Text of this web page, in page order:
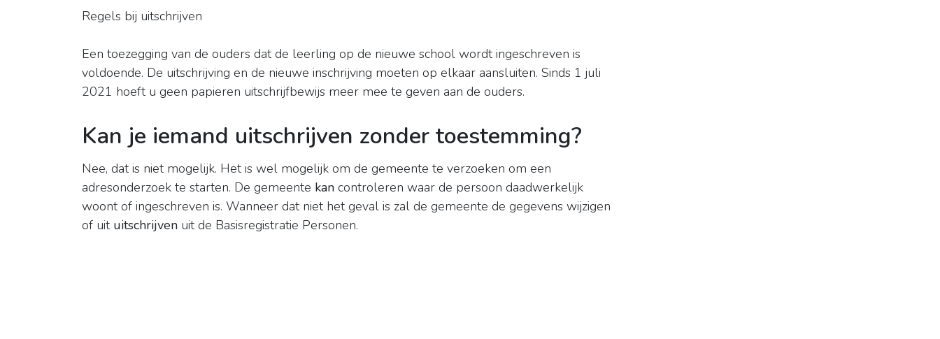
Regels bij uitschrijven
Een toezegging van de ouders dat de leerling op de nieuwe school wordt ingeschreven is
voldoende. De uitschrijving en de nieuwe inschrijving moeten op elkaar aansluiten. Sinds 1 juli
2021 hoeft u geen papieren uitschrijfbewijs meer mee te geven aan de ouders.
Kan je iemand uitschrijven zonder toestemming?
Nee, dat is niet mogelijk. Het is wel mogelijk om de gemeente te verzoeken om een
adresonderzoek te starten. De gemeente kan controleren waar de persoon daadwerkelijk
woont of ingeschreven is. Wanneer dat niet het geval is zal de gemeente de gegevens wijzigen
of uit uitschrijven uit de Basisregistratie Personen.